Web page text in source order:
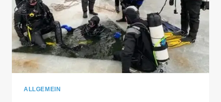
ALLGEMEIN